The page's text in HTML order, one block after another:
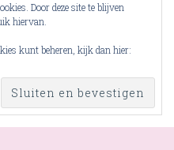
Verleden Verlies
Wraak Wrap-up YA
Door deze site te blijven
hiervan.
kunt beheren, kijk dan hier: